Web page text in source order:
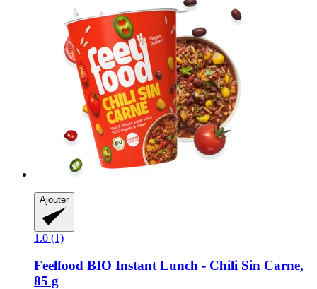
Ajouter
1.0 (1)
Feelfood BIO Instant Lunch -​ Chili Sin Carne,
85 g